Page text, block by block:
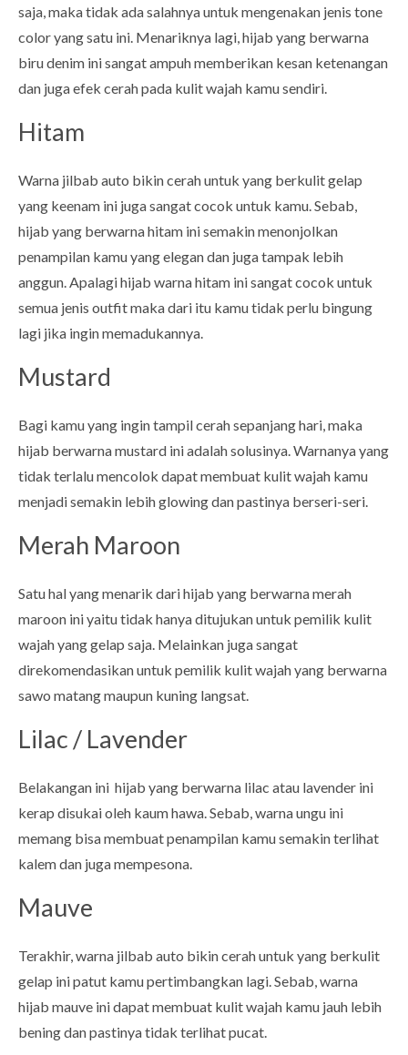
saja, maka tidak ada salahnya untuk mengenakan jenis tone
color yang satu ini. Menariknya lagi, hijab yang berwarna
biru denim ini sangat ampuh memberikan kesan ketenangan
dan juga efek cerah pada kulit wajah kamu sendiri.
Hitam
Warna jilbab auto bikin cerah untuk yang berkulit gelap
yang keenam ini juga sangat cocok untuk kamu. Sebab,
hijab yang berwarna hitam ini semakin menonjolkan
penampilan kamu yang elegan dan juga tampak lebih
anggun. Apalagi hijab warna hitam ini sangat cocok untuk
semua jenis outfit maka dari itu kamu tidak perlu bingung
lagi jika ingin memadukannya.
Mustard
Bagi kamu yang ingin tampil cerah sepanjang hari, maka
hijab berwarna mustard ini adalah solusinya. Warnanya yang
tidak terlalu mencolok dapat membuat kulit wajah kamu
menjadi semakin lebih glowing dan pastinya berseri-seri.
Merah Maroon
Satu hal yang menarik dari hijab yang berwarna merah
maroon ini yaitu tidak hanya ditujukan untuk pemilik kulit
wajah yang gelap saja. Melainkan juga sangat
direkomendasikan untuk pemilik kulit wajah yang berwarna
sawo matang maupun kuning langsat.
Lilac / Lavender
Belakangan ini hijab yang berwarna lilac atau lavender ini
kerap disukai oleh kaum hawa. Sebab, warna ungu ini
memang bisa membuat penampilan kamu semakin terlihat
kalem dan juga mempesona.
Mauve
Terakhir, warna jilbab auto bikin cerah untuk yang berkulit
gelap ini patut kamu pertimbangkan lagi. Sebab, warna
hijab mauve ini dapat membuat kulit wajah kamu jauh lebih
bening dan pastinya tidak terlihat pucat.